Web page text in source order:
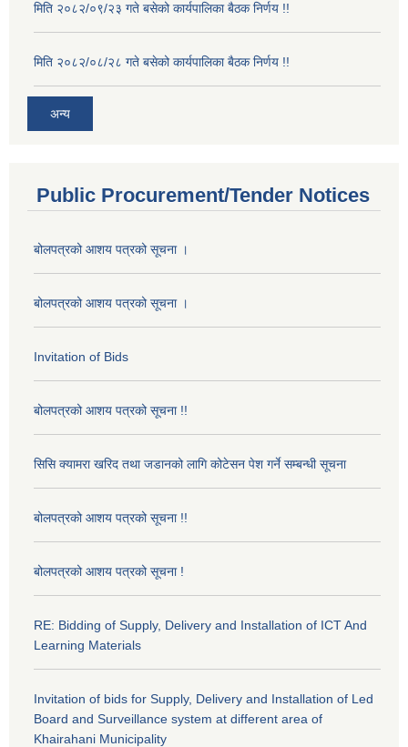
मिति २०८२/०९/२३ गते बसेको कार्यपालिका बैठक निर्णय !!
मिति २०८२/०८/२८ गते बसेको कार्यपालिका बैठक निर्णय !!
अन्य
Public Procurement/Tender Notices
बोलपत्रको आशय पत्रको सूचना ।
बोलपत्रको आशय पत्रको सूचना ।
Invitation of Bids
बोलपत्रको आशय पत्रको सूचना !!
सिसि क्यामरा खरिद तथा जडानको लागि कोटेसन पेश गर्ने सम्बन्धी सूचना
बोलपत्रको आशय पत्रको सूचना !!
बोलपत्रको आशय पत्रको सूचना !
RE: Bidding of Supply, Delivery and Installation of ICT And
Learning Materials
Invitation of bids for Supply, Delivery and Installation of Led
Board and Surveillance system at different area of
Khairahani Municipality